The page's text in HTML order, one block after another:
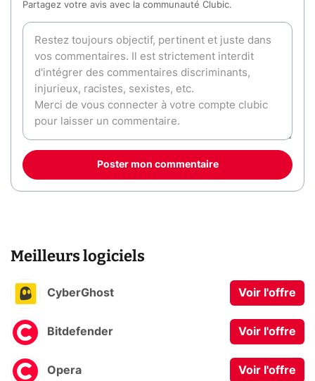
Partagez votre avis avec la communauté Clubic.
Poster mon commentaire
Meilleurs logiciels
CyberGhost Voir l'offre
Bitdefender Voir l'offre
Opera Voir l'offre